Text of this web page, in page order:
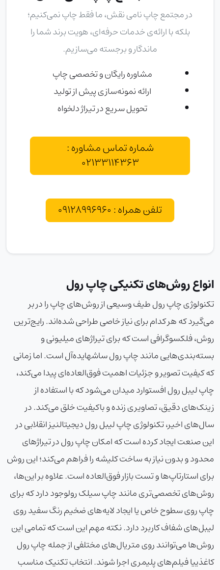
درمجتمع چاپ نامی نقش، ما فقط چاپ نمی‌کنیم؛
بلکه با ارائه‌ی خدمات حرفه‌ای، هویت برند شما را
ماندگار و برجسته می‌سازیم.
مشاوره رایگان و تخصصی چاپ
ارائه نمونه‌سازی پیش از تولید
تحویل سریع در تیراژ دلخواه
شماره تماس مشاوره :
02133114363
تلفن همراه : 09128996960
انواع روش‌های تکنیکی چاپ رول
تکنولوژی چاپ رول طیف وسیعی از روش‌های چاپ را در بر
می‌گیرد که هر کدام برای نیاز خاصی طراحی شده‌اند. رایج‌ترین
روش، فلکسوگرافی است که برای تیراژهای میلیونی و
بسته‌بندی‌هایی مانندچاپ رول ساشهایده‌آل است. اما زمانی
که کیفیت تصویر و جزئیات اهمیت فوق‌العاده‌ای پیدا می‌کند،
چاپ لیبل رول افستوارد میدان می‌شود که با استفاده از
زینک‌های دقیق، تصاویری زنده و باکیفیت خلق می‌کند. در
سال‌های اخیر، تکنولوژیچاپ لیبل رول دیجیتالنیز انقلابی در
این صنعت ایجاد کرده است که امکان چاپ رول در تیراژهای
محدود و بدون نیاز به ساخت کلیشه را فراهم می‌کند؛ این روش
برای استارتاپ‌ها و تست بازار فوق‌العاده است. علاوه بر این‌ها،
روش‌های تخصصی‌تری مانندچاپ سیلک رولوجود دارد که برای
چاپ روی سطوح خاص یا ایجاد لایه‌های ضخیم رنگ سفید روی
لیبل‌های شفاف کاربرد دارد. نکته مهم این است که تمامی این
روش‌ها می‌توانند روی متریال‌های مختلفی از جملهچاپ رول
کاغذییا فیلم‌های پلیمری اجرا شوند. انتخاب تکنیک مناسب